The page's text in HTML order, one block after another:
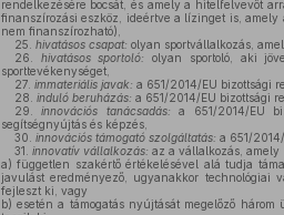
rendelkezésére bocsát, és amely a hitelfelvevőt
finanszírozási eszköz, ideértve a lízinget is,
nem finanszírozható),
25. hivatásos csapat: olyan sportvállalkozás,
26.
hivatásos sportoló:
olyan sportoló, aki
sporttevékenységet,
27. immateriális javak: a 651/2014/EU bizottsági
28. induló beruházás: a 651/2014/EU bizottsági
29.
innovációs tanácsadás: a 651/2014/EU
segítségnyújtás és képzés,
30. innovációs támogató szolgáltatás: a 651/
31. innovatív vállalkozás: az a vállalkozás, amely
a) független szakértő értékelésével alá tudja
javulást eredményező, ugyanakkor technológiai
fejleszt ki, vagy
b) esetén a támogatás nyújtását megelőző